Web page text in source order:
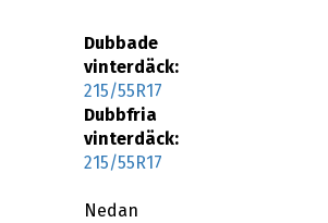
Dubbade
vinterdäck:
215/55R17
Dubbfria
vinterdäck:
215/55R17
Nedan